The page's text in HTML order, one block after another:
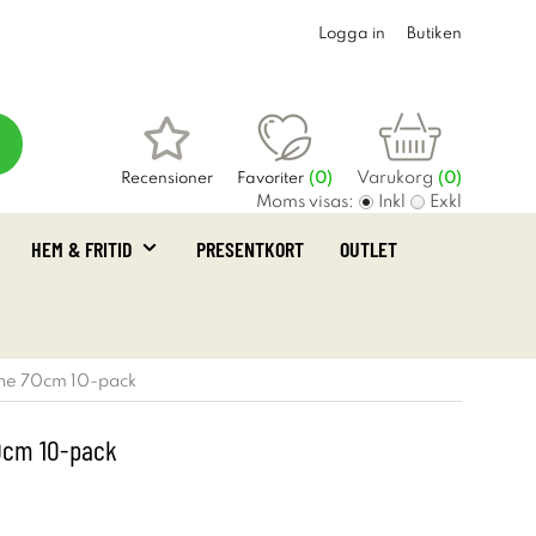
Logga in Butiken
Recensioner Favoriter (0) Varukorg (0)
Moms visas: Inkl Exkl
HEM & FRITID PRESENTKORT OUTLET
70cm 10-pack
10-pack